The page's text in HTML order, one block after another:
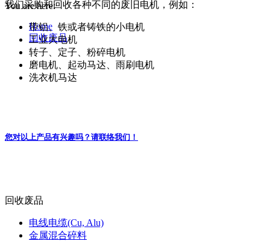
You are here:
Home
回收废品
废旧电机
我们采购和回收各种不同的废旧电机，例如：
带铝、铁或者铸铁的小电机
工业大电机
转子、定子、粉碎电机
磨电机、起动马达、雨刷电机
洗衣机马达
您对以上产品有兴趣吗？请联络我们！
回收废品
电线电缆(Cu, Alu)
金属混合碎料